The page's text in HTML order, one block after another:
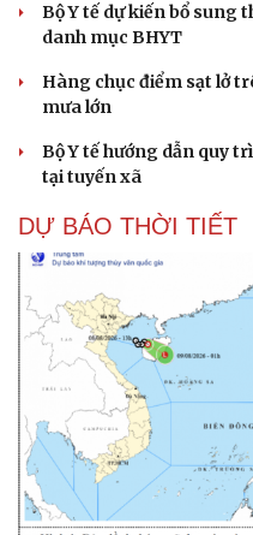
Bộ Y tế dự kiến bổ sung
danh mục BHYT
Hàng chục điểm sạt lở
mưa lớn
Bộ Y tế hướng dẫn quy
tại tuyến xã
DỰ BÁO THỜI TIẾT